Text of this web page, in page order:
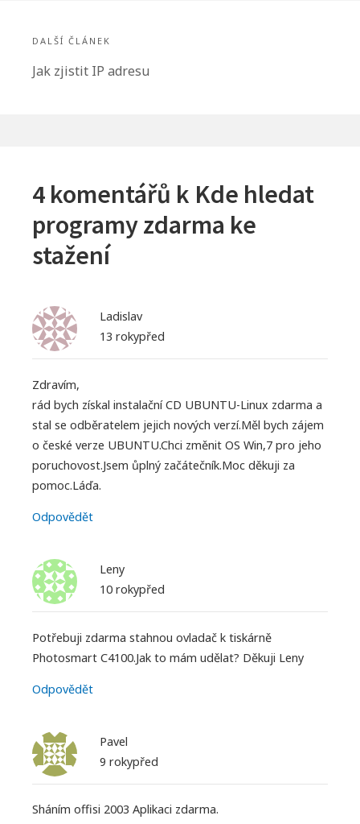
DALŠÍ ČLÁNEK
Další
Jak zjistit IP adresu
4 komentářů k Kde hledat
programy zdarma ke
stažení
Ladislav
13 rokypřed
Zdravím,
rád bych získal instalační CD UBUNTU-Linux zdarma a
stal se odběratelem jejich nových verzí.Měl bych zájem
o české verze UBUNTU.Chci změnit OS Win,7 pro jeho
poruchovost.Jsem ůplný začátečník.Moc děkuji za
pomoc.Láďa.
Odpovědět
Leny
10 rokypřed
Potřebuji zdarma stahnou ovladač k tiskárně
Photosmart C4100.Jak to mám udělat? Děkuji Leny
Odpovědět
Pavel
9 rokypřed
Sháním offisi 2003 Aplikaci zdarma.